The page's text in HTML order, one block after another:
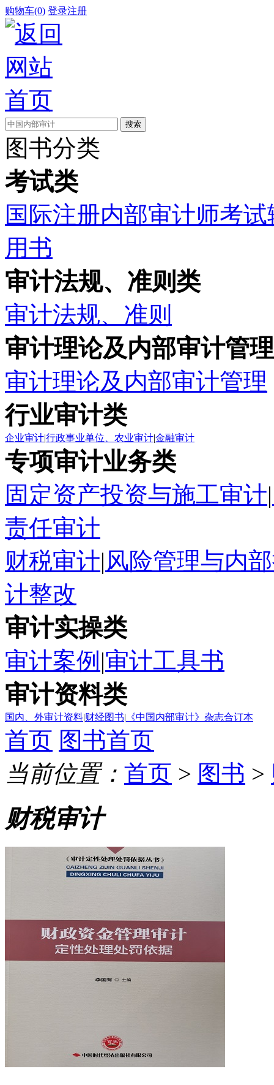
购物车(0) 登录注册
图书分类
考试类
国际注册内部审计师考
用书
审计法规、准则类
审计法规、准则
审计理论及内部审计管
审计理论及内部审计管理
行业审计类
企业审计|行政事业单位、农业审计|金融审计
专项审计业务类
固定资产投资与施工审计|
责任审计
财税审计|风险管理与内
计整改
审计实操类
审计案例 |审计工具书
审计资料类
国内、外审计资料|财经图书| 《中国内部审计》杂志合订本
首页 图书首页
当前位置： 首页 > 图书 >
财税审计